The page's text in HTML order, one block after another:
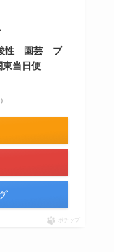
性 園芸 ブ
当日便
ポチップ